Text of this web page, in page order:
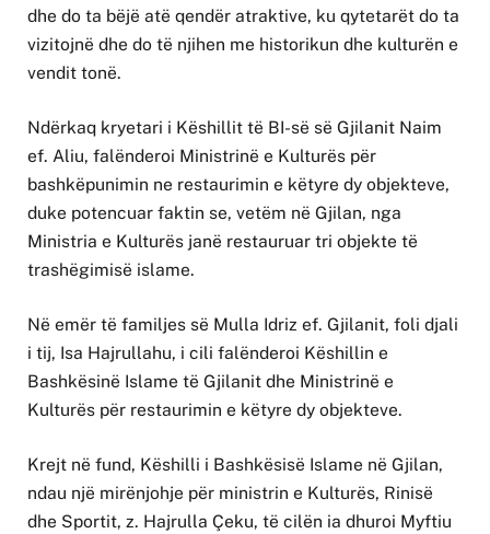
dhe do ta bëjë atë qendër atraktive, ku qytetarët do ta
vizitojnë dhe do të njihen me historikun dhe kulturën e
vendit tonë.
Ndërkaq kryetari i Këshillit të BI-së së Gjilanit Naim
ef. Aliu, falënderoi Ministrinë e Kulturës për
bashkëpunimin ne restaurimin e këtyre dy objekteve,
duke potencuar faktin se, vetëm në Gjilan, nga
Ministria e Kulturës janë restauruar tri objekte të
trashëgimisë islame.
Në emër të familjes së Mulla Idriz ef. Gjilanit, foli djali
i tij, Isa Hajrullahu, i cili falënderoi Këshillin e
Bashkësinë Islame të Gjilanit dhe Ministrinë e
Kulturës për restaurimin e këtyre dy objekteve.
Krejt në fund, Këshilli i Bashkësisë Islame në Gjilan,
ndau një mirënjohje për ministrin e Kulturës, Rinisë
dhe Sportit, z. Hajrulla Çeku, të cilën ia dhuroi Myftiu